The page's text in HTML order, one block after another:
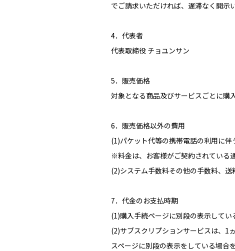
でご請求いただければ、遅滞なく開示
4．代表者
代表取締役 チョユンサン
5．販売価格
対象となる商品及びサービスごとに購
6．販売価格以外の費用
(1)パケット代等の携帯電話の利用に
※料金は、お客様がご契約されている
(2)システム手数料その他の手数料、
7．代金のお支払時期
(1)購入手続ページに別段の表示してい
(2)サブスクリプションサービスは、1
スページに別段の表示をしている場合